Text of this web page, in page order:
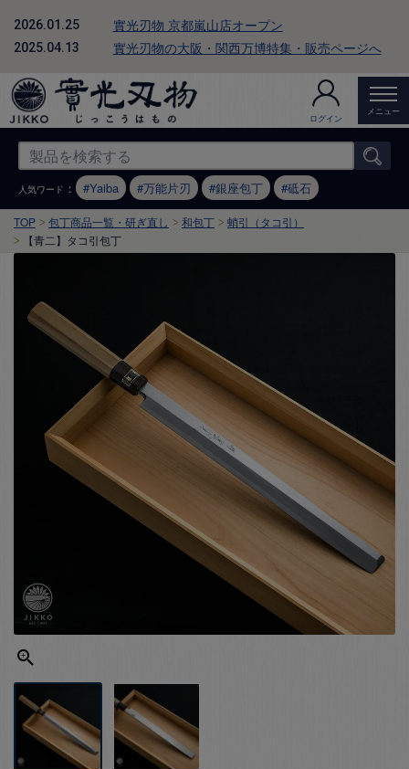
2026.01.25 實光刃物 京都嵐山店オープン
2025.04.13 實光刃物の大阪・関西万博特集・販売ページへ
ログイン
メニュー
人気ワード ： Yaiba 万能片刃 銀座包丁 砥石
TOP 包丁商品一覧・研ぎ直し 和包丁
蛸引（タコ引）
【青二】タコ引包丁